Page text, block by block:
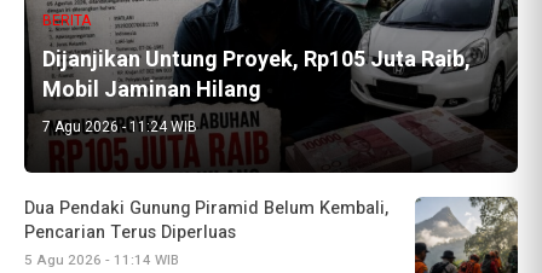
BERITA
Dijanjikan Untung Proyek, Rp105 Juta Raib,
Mobil Jaminan Hilang
7 Agu 2026 - 11:24 WIB
Masuk Pekarangan Tanpa Izin, Seorang
Perempuan Inisial H. Dilaporkan ke Polresta
Sumenep
4 Agu 2026 - 12:59 WIB